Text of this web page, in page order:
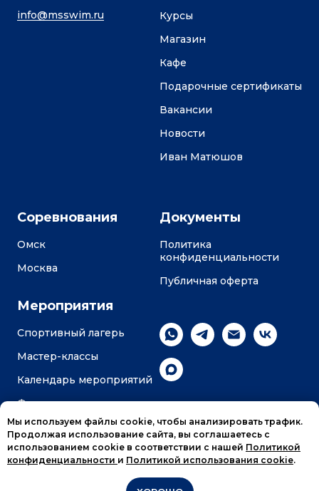
Добавить
Мы используем файлы cookie, чтобы анализировать трафик.
Продолжая использование сайта, вы соглашаетесь с
использованием cookie в соответствии с нашей Политикой
конфиденциальности и Политикой использования cookie.
info@msswim.ru
Курсы
Магазин
Кафе
Подарочные сертификаты
Вакансии
Новости
Иван Матюшов
Соревнования
Омск
Москва
Мероприятия
Спортивный лагерь
Мастер-классы
Календарь мероприятий
Фотоотчеты
Документы
Политика
конфиденциальности
Публичная оферта